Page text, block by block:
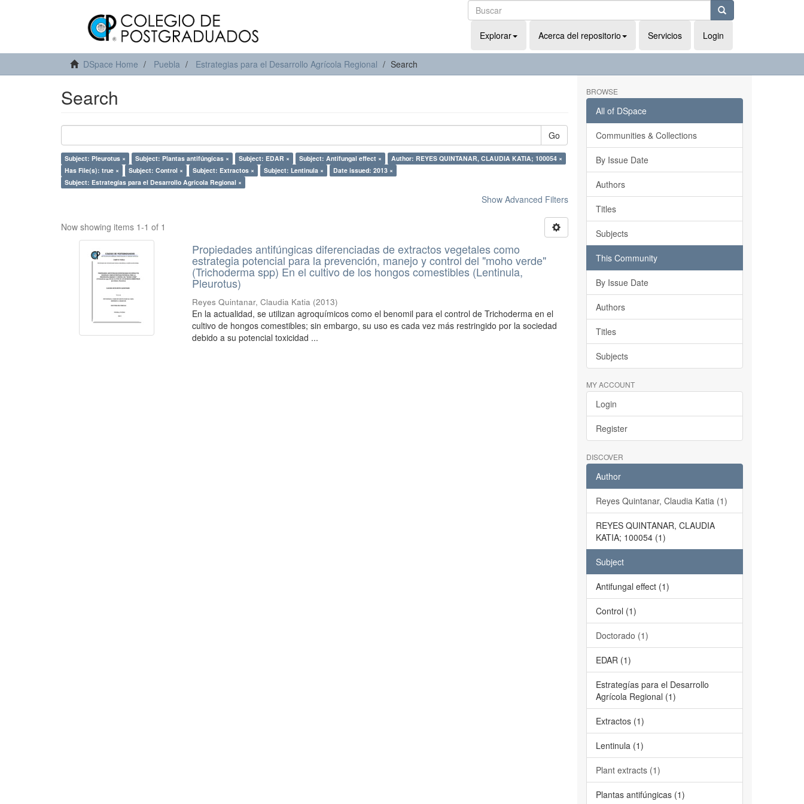
Explorar Acerca del repositorio Servicios Login
DSpace Home Puebla Estrategias para el Desarrollo Agrícola Regional Search
Search
Go
Subject: Pleurotus × Subject: Plantas antifúngicas × Subject: EDAR × Subject: Antifungal effect ×
Author: REYES QUINTANAR, CLAUDIA KATIA; 100054 ×
Has File(s): true ×
Subject: Control × Subject: Extractos × Subject: Lentinula ×
Date issued: 2013 ×
Subject: Estrategías para el Desarrollo Agrícola Regional ×
Show Advanced Filters
Now showing items 1-1 of 1
Propiedades antifúngicas diferenciadas de extractos vegetales como
estrategia potencial para la prevención, manejo y control del "moho verde"
(Trichoderma spp) En el cultivo de los hongos comestibles (Lentinula,
Pleurotus)
Reyes Quintanar, Claudia Katia (2013)
En la actualidad, se utilizan agroquímicos como el benomil para el control de Trichoderma en el
cultivo de hongos comestibles; sin embargo, su uso es cada vez más restringido por la sociedad
debido a su potencial toxicidad ...
BROWSE
All of DSpace
Communities & Collections
By Issue Date
Authors
Titles
Subjects
This Community
By Issue Date
Authors
Titles
Subjects
MY ACCOUNT
Login
Register
DISCOVER
Author
Reyes Quintanar, Claudia Katia (1)
REYES QUINTANAR, CLAUDIA
KATIA; 100054 (1)
Subject
Antifungal effect (1)
Control (1)
Doctorado (1)
EDAR (1)
Estrategías para el Desarrollo
Agrícola Regional (1)
Extractos (1)
Lentinula (1)
Plant extracts (1)
Plantas antifúngicas (1)